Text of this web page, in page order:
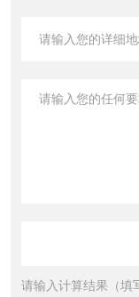
请输入计算结果（填